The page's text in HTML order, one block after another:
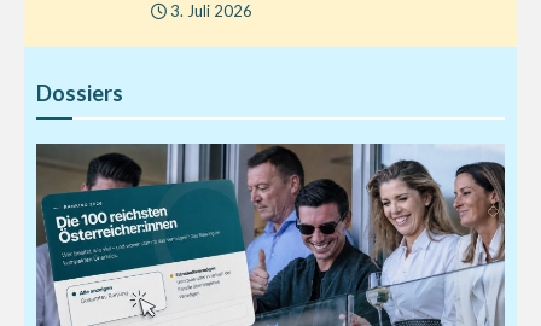
3. Juli 2026
Dossiers